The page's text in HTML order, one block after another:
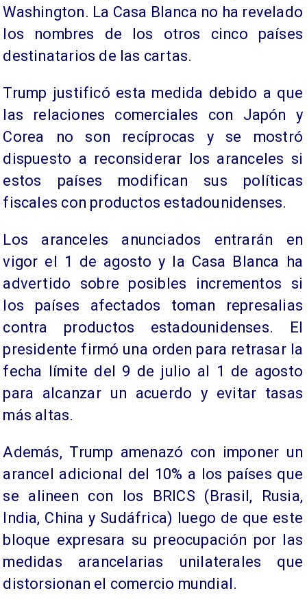
Washington. La Casa Blanca no ha revelado
los nombres de los otros cinco países
destinatarios de las cartas.
Trump justificó esta medida debido a que
las relaciones comerciales con Japón y
Corea no son recíprocas y se mostró
dispuesto a reconsiderar los aranceles si
estos países modifican sus políticas
fiscales con productos estadounidenses.
Los aranceles anunciados entrarán en
vigor el 1 de agosto y la Casa Blanca ha
advertido sobre posibles incrementos si
los países afectados toman represalias
contra productos estadounidenses. El
presidente firmó una orden para retrasar la
fecha límite del 9 de julio al 1 de agosto
para alcanzar un acuerdo y evitar tasas
más altas.
Además, Trump amenazó con imponer un
arancel adicional del 10% a los países que
se alineen con los BRICS (Brasil, Rusia,
India, China y Sudáfrica) luego de que este
bloque expresara su preocupación por las
medidas arancelarias unilaterales que
distorsionan el comercio mundial.